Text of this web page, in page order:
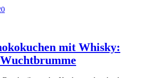
mit Whisky: